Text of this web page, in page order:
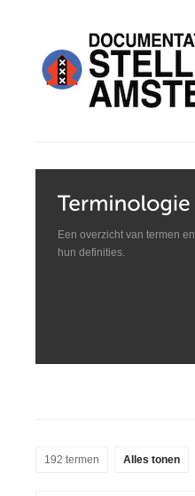
Een overzicht van termen en
hun definities.
192 termen Alles tonen